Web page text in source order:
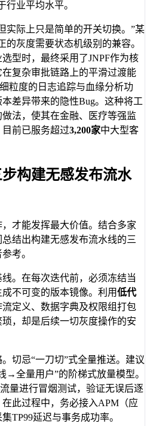
行业平均水平。
实际上只是简单的开关切换。”某
的灰度需要状态机级别的兼容。
型时，最终采用了JNPF作为核
复杂审批链路上的平滑过渡能
粒度的日志追踪与血缘分析功
差异带来的隐性Bug。这种将工
法，使其在金融、医疗等强监
前已服务超过3,200家中大型客
构建无感发布流水
才能发挥最大价值。结合多家
结出构建无感发布流水线的三
考。
。在每次迭代前，必须冻结当
不可变的版本镜像。利用低代
定义、数据字典及权限组打包
，却是后续一切灰度操作的安
切忌“一刀切”式全量推送。建议
全量用户”的阶梯式放量模型。
量进行冒烟测试，验证无误后逐
此过程中，务必接入APM（应
TP99延迟与事务成功率。